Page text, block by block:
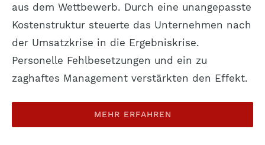
aus dem Wettbewerb. Durch eine unangepasste
Kostenstruktur steuerte das Unternehmen nach
der Umsatzkrise in die Ergebniskrise.
Personelle Fehlbesetzungen und ein zu
zaghaftes Management verstärkten den Effekt.
MEHR ERFAHREN